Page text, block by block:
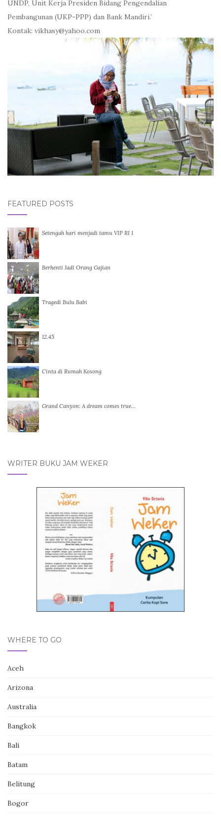
UNDP, Unit Kerja Presiden Bidang Pengendalian
Pembangunan (UKP-PPP) dan Bank Mandiri.’
Kontak: vikhasy@yahoo.com
FEATURED POSTS
Setengah hari menjadi tamu VIP RI 1
Berhenti Jadi Orang Gajian
Tragedi Bulu Babi
12.45
Cinta di Rumah Kosong
Grand Canyon: A dream comes true…
WRITER BUKU JAM WEKER
WHERE TO GO
Aceh
Arizona
Australia
Bangkok
Bali
Batam
Belitung
Bogor